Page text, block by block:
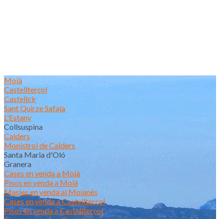
Moià
Castellterçol
Castellcir
Sant Quirze Safaja
L'Estany
Collsuspina
Calders
Monistrol de Calders
Santa Maria d'Oló
Granera
Cases en venda a Moià
Pisos en venda a Moià
Masies en venda al Moianès
Cases en venda a Castellterçol
Pisos en venda a Castellterçol